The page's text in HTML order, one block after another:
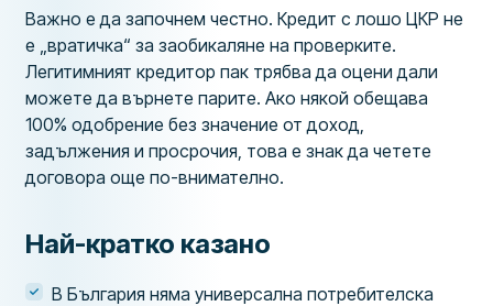
Важно е да започнем честно. Кредит с лошо ЦКР не
е „вратичка“ за заобикаляне на проверките.
Легитимният кредитор пак трябва да оцени дали
можете да върнете парите. Ако някой обещава
100% одобрение без значение от доход,
задължения и просрочия, това е знак да четете
договора още по-внимателно.
Най-кратко казано
В България няма универсална потребителска